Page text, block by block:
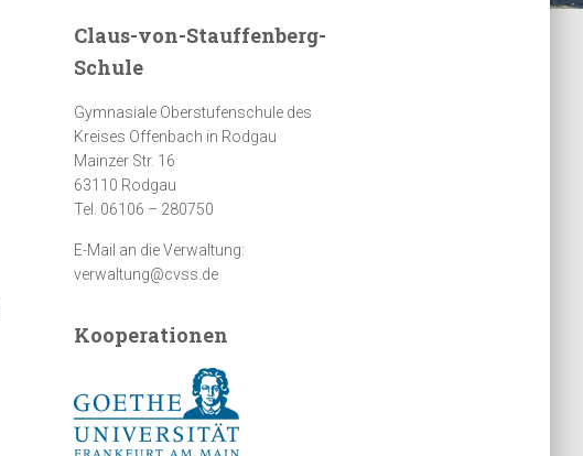
Claus-von-Stauffenberg-
Schule
Gymnasiale Oberstufenschule des
Kreises Offenbach in Rodgau
Mainzer Str. 16
63110 Rodgau
Tel. 06106 – 280750
E-Mail an die Verwaltung:
verwaltung@cvss.de
Kooperationen